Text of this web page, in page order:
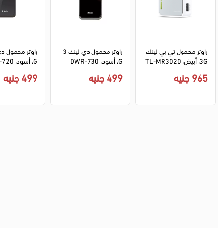
3G، أبيض، TL-MR3020
965 جنيه
راوتر محمول دي لينك 3
G، أسود، DWR-730
499 جنيه
G، أسود، DWR-720
499 جنيه